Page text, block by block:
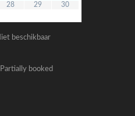
28 29
30
beschikbaar
Partially booked